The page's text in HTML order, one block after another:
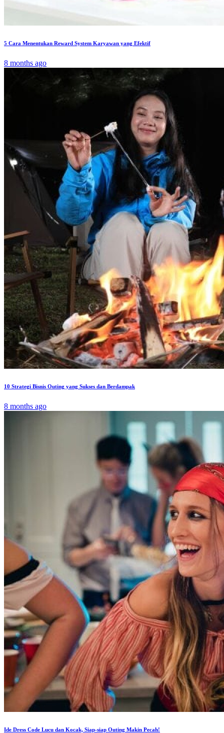
5 Cara Menentukan Reward System Karyawan yang Efektif
8 months ago
10 Strategi Bisnis Outing yang Sukses dan Berdampak
8 months ago
Ide Dress Code Lucu dan Kocak, Siap-siap Outing Makin Pecah!